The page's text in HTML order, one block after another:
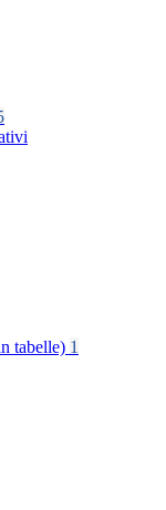
tabelle) 1